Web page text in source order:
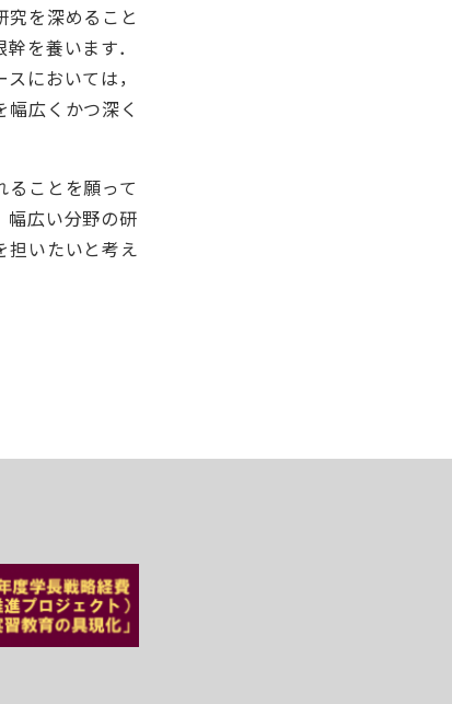
究を深めること
を養います．
においては，
広くかつ深く
ことを願って
幅広い分野の研
担いたいと考え